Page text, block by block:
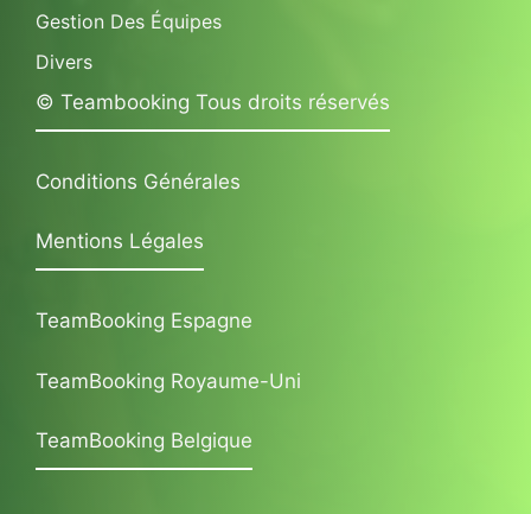
Gestion Des Équipes
Divers
© Teambooking Tous droits réservés
Conditions Générales
Mentions Légales
TeamBooking Espagne
TeamBooking Royaume-Uni
TeamBooking Belgique